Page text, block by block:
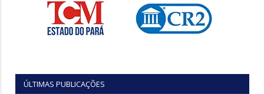
ÚLTIMAS PUBLICAÇÕES